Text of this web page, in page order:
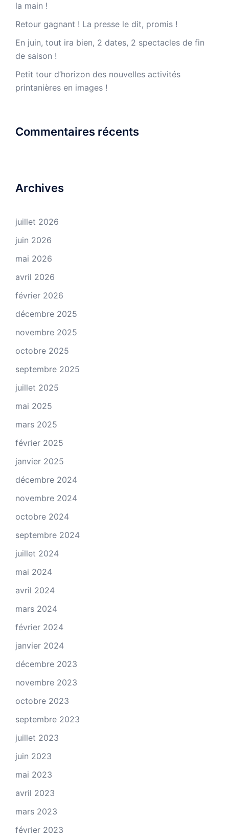
la main !
Retour gagnant ! La presse le dit, promis !
En juin, tout ira bien, 2 dates, 2 spectacles de fin
de saison !
Petit tour d’horizon des nouvelles activités
printanières en images !
Commentaires récents
Archives
juillet 2026
juin 2026
mai 2026
avril 2026
février 2026
décembre 2025
novembre 2025
octobre 2025
septembre 2025
juillet 2025
mai 2025
mars 2025
février 2025
janvier 2025
décembre 2024
novembre 2024
octobre 2024
septembre 2024
juillet 2024
mai 2024
avril 2024
mars 2024
février 2024
janvier 2024
décembre 2023
novembre 2023
octobre 2023
septembre 2023
juillet 2023
juin 2023
mai 2023
avril 2023
mars 2023
février 2023